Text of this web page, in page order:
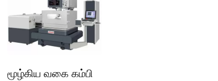
மூழ்கிய வகை கம்பி